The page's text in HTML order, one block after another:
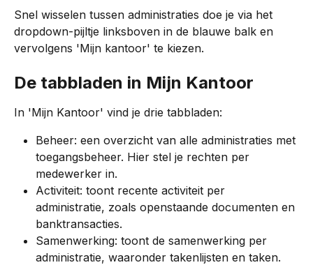
Snel wisselen tussen administraties doe je via het
dropdown-pijltje linksboven in de blauwe balk en
vervolgens 'Mijn kantoor' te kiezen.
De tabbladen in Mijn Kantoor
In 'Mijn Kantoor' vind je drie tabbladen:
Beheer: een overzicht van alle administraties met
toegangsbeheer. Hier stel je rechten per
medewerker in.
Activiteit: toont recente activiteit per
administratie, zoals openstaande documenten en
banktransacties.
Samenwerking: toont de samenwerking per
administratie, waaronder takenlijsten en taken.